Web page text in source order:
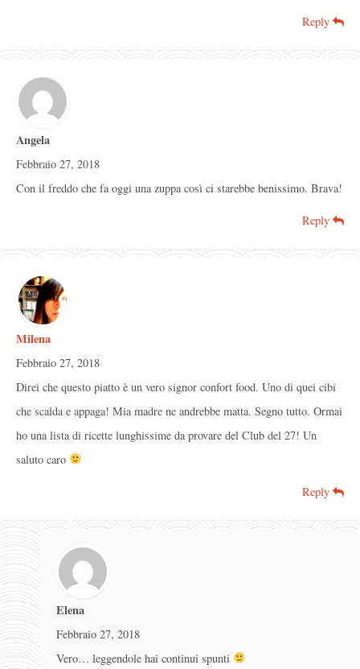
Reply
Angela
Febbraio 27, 2018
Con il freddo che fa oggi una zuppa così ci starebbe benissimo. Brava!
Reply
Milena
Febbraio 27, 2018
Direi che questo piatto è un vero signor confort food. Uno di quei cibi
che scalda e appaga! Mia madre ne andrebbe matta. Segno tutto. Ormai
ho una lista di ricette lunghissime da provare del Club del 27! Un
saluto caro
Reply
Elena
Febbraio 27, 2018
Vero… leggendole hai continui spunti